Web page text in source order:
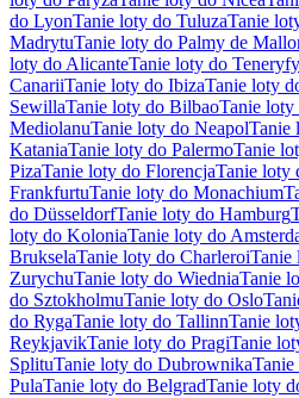
do LyonTanie loty do TuluzaTanie
MadrytuTanie loty do Palmy de
loty do AlicanteTanie loty do Teneryfy
CanariiTanie loty do IbizaTanie loty
SewillaTanie loty do BilbaoTanie loty
MediolanuTanie loty do NeapolTanie
KataniaTanie loty do PalermoTanie
PizaTanie loty do FlorencjaTanie loty
FrankfurtuTanie loty do Monachium
do DüsseldorfTanie loty do Hamburg
loty do KoloniaTanie loty do
BrukselaTanie loty do CharleroiTanie
ZurychuTanie loty do WiedniaTanie
do SztokholmuTanie loty do Oslo
do RygaTanie loty do TallinnTanie
ReykjavikTanie loty do PragiTanie
SplituTanie loty do Dubrownika
PulaTanie loty do BelgradTanie loty